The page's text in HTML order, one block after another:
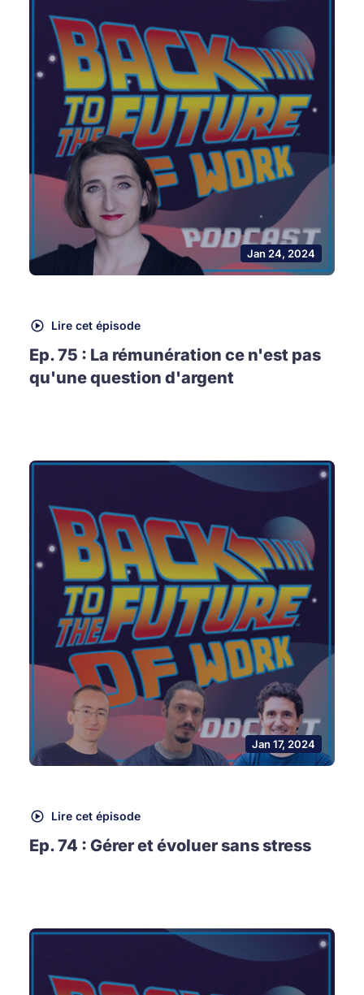
Jan 24, 2024
Lire cet épisode
Ep. 75 : La rémunération ce n'est pas
qu'une question d'argent
Jan 17, 2024
Lire cet épisode
Ep. 74 : Gérer et évoluer sans stress